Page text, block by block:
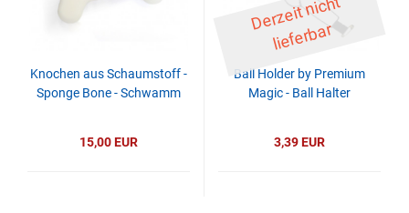
Knochen aus Schaumstoff -
Sponge Bone - Schwamm
15,00 EUR
D
er
z
eit
ni
c
ht
li
ef
er
b
ar
Ball Holder by Premium
Magic - Ball Halter
3,39 EUR